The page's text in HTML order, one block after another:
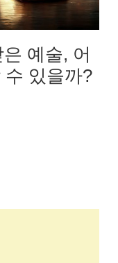
예술, 어
수 있을까?